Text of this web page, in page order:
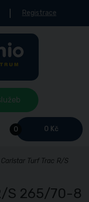
Registrace
0 0 Kč
Carlstar Turf Trac R/S
S 265/70-8